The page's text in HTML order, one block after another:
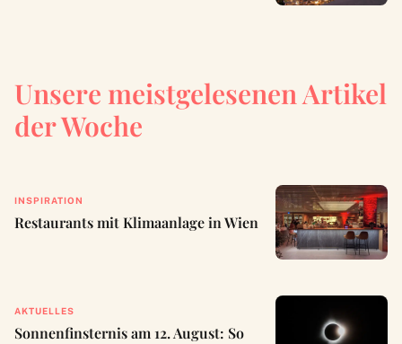
Unsere meistgelesenen Artikel
der Woche
INSPIRATION
Restaurants mit Klimaanlage in Wien
AKTUELLES
Sonnenfinsternis am 12. August: So